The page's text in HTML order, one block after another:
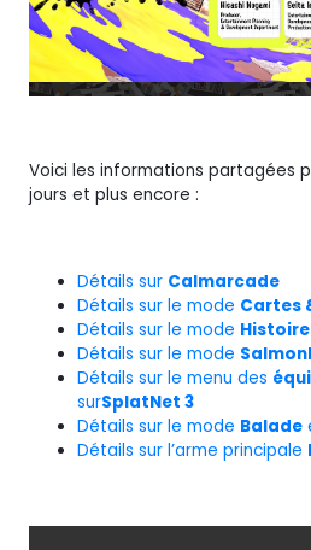
Voici les informations partagées
jours et plus encore :
Détails sur Calmarcade
Détails sur le mode Cartes
Détails sur le mode Histoire
Détails sur le mode Salmon
Détails sur le menu des
surSplatNet 3
Détails sur le mode Balade
Détails sur l’arme principale